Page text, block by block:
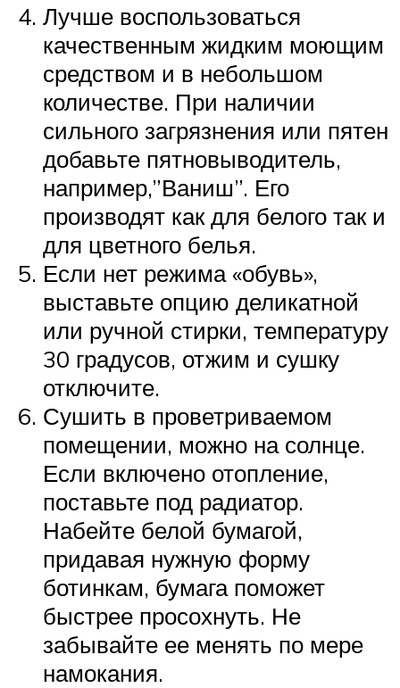
Лучше воспользоваться
качественным жидким моющим
средством и в небольшом
количестве. При наличии
сильного загрязнения или пятен
добавьте пятновыводитель,
например,”Ваниш”. Его
производят как для белого так и
для цветного белья.
Если нет режима «обувь»,
выставьте опцию деликатной
или ручной стирки, температуру
30 градусов, отжим и сушку
отключите.
Сушить в проветриваемом
помещении, можно на солнце.
Если включено отопление,
поставьте под радиатор.
Набейте белой бумагой,
придавая нужную форму
ботинкам, бумага поможет
быстрее просохнуть. Не
забывайте ее менять по мере
намокания.